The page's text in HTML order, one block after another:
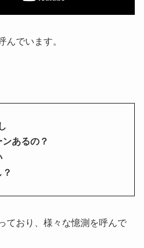
んでいます。
あるの？
ており、様々な憶測を呼んで